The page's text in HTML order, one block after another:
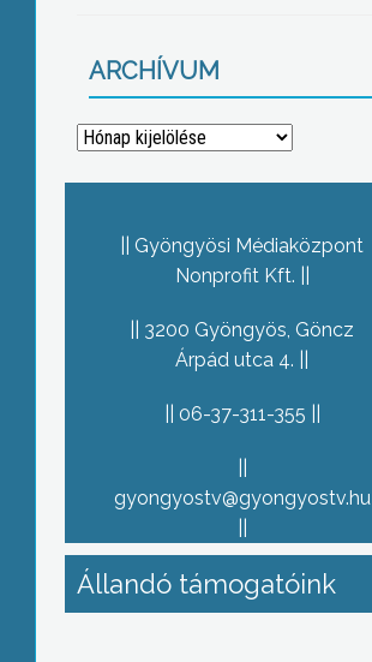
ARCHÍVUM
Archívum
Gyöngyösi Médiaközpont
Nonprofit Kft.
3200 Gyöngyös, Göncz
Árpád utca 4.
06-37-311-355
gyongyostv@gyongyostv.hu
Állandó támogatóink